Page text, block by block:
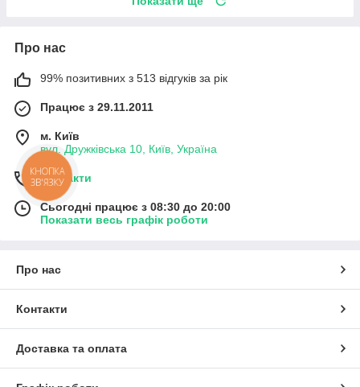
Про нас
99% позитивних з 513 відгуків за рік
Працює з 29.11.2011
м. Київ
вул. Дружківська 10, Київ, Україна
Контакти
Сьогодні працює з 08:30 до 20:00
Показати весь графік роботи
Про нас
Контакти
Доставка та оплата
КНОПКА
ЗВ'ЯЗКУ